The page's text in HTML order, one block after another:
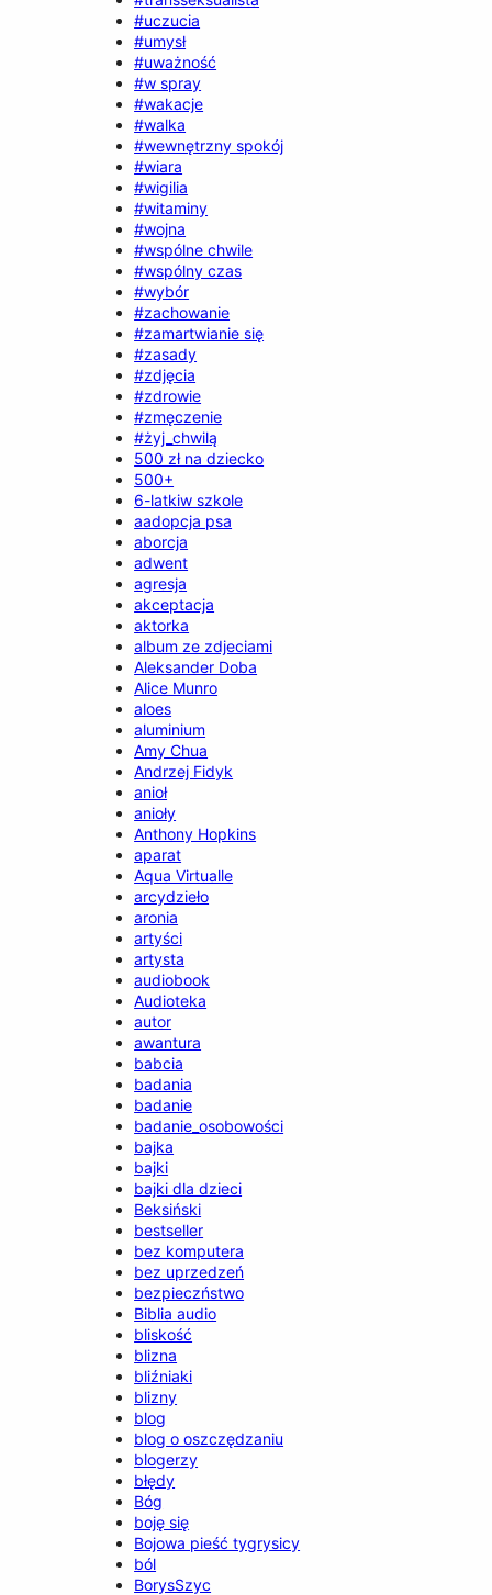
#uczucia
#umysł
#uważność
#w spray
#wakacje
#walka
#wewnętrzny spokój
#wiara
#wigilia
#witaminy
#wojna
#wspólne chwile
#wspólny czas
#wybór
#zachowanie
#zamartwianie się
#zasady
#zdjęcia
#zdrowie
#zmęczenie
#żyj_chwilą
500 zł na dziecko
500+
6-latkiw szkole
aadopcja psa
aborcja
adwent
agresja
akceptacja
aktorka
album ze zdjeciami
Aleksander Doba
Alice Munro
aloes
aluminium
Amy Chua
Andrzej Fidyk
anioł
anioły
Anthony Hopkins
aparat
Aqua Virtualle
arcydzieło
aronia
artyści
artysta
audiobook
Audioteka
autor
awantura
babcia
badania
badanie
badanie_osobowości
bajka
bajki
bajki dla dzieci
Beksiński
bestseller
bez komputera
bez uprzedzeń
bezpieczństwo
Biblia audio
bliskość
blizna
bliźniaki
blizny
blog
blog o oszczędzaniu
blogerzy
błędy
Bóg
boję się
Bojowa pieść tygrysicy
ból
BorysSzyc